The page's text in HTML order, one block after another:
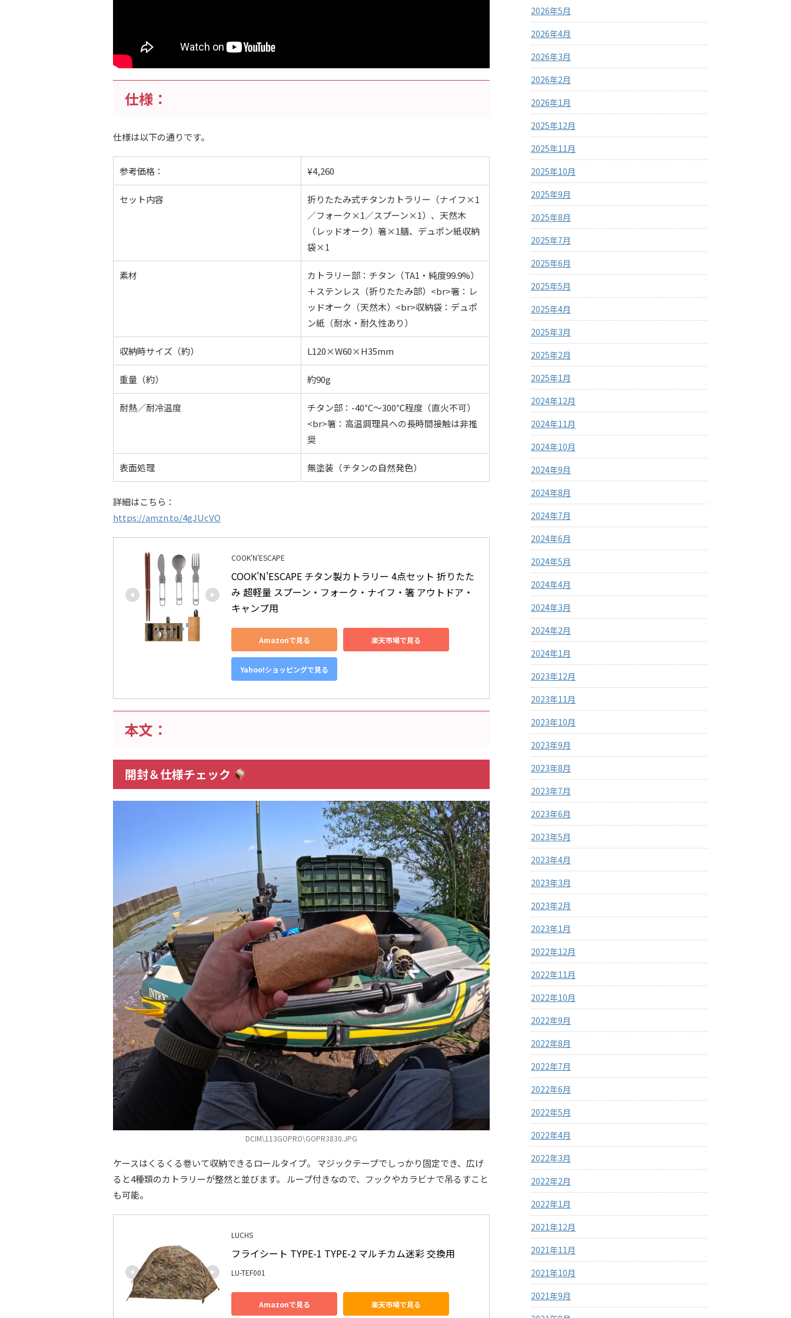
仕様：
仕様は以下の通りです。
参考価格： ¥4,260
セット内容
折りたたみ式チタンカトラリー（ナイフ×1
／フォーク×1／スプーン×1）、天然木
（レッドオーク）箸×1膳、デュポン紙収納
袋×1
素材
カトラリー部：チタン（TA1・純度99.9%）
＋ステンレス（折りたたみ部）<br>箸：レ
ッドオーク（天然木）<br>収納袋：デュポ
ン紙（耐水・耐久性あり）
収納時サイズ（約） L120×W60×H35mm
重量（約） 約90g
耐熱／耐冷温度
チタン部：-40℃〜300℃程度（直火不可）
<br>箸：高温調理具への長時間接触は非推
奨
表面処理 無塗装（チタンの自然発色）
詳細はこちら：
https://amzn.to/4gJUcVO
COOK'N'ESCAPE
COOK'N'ESCAPE チタン製カトラリー 4点セット 折りたた
み 超軽量 スプーン・フォーク・ナイフ・箸 アウトドア・
キャンプ用
Amazonで見る 楽天市場で見る
Yahoo!ショッピングで見る
本文：
開封＆仕様チェック
DCIM\113GOPRO\GOPR3830.JPG
ケースはくるくる巻いて収納できるロールタイプ。 マジックテープでしっかり固定でき、広げ
ると4種類のカトラリーが整然と並びます。 ループ付きなので、フックやカラビナで吊るすこと
も可能。
LUCHS
フライシート TYPE-1 TYPE-2 マルチカム迷彩 交換用
LU-TEF001
Amazonで見る 楽天市場で見る
2026年5月
2026年4月
2026年3月
2026年2月
2026年1月
2025年12月
2025年11月
2025年10月
2025年9月
2025年8月
2025年7月
2025年6月
2025年5月
2025年4月
2025年3月
2025年2月
2025年1月
2024年12月
2024年11月
2024年10月
2024年9月
2024年8月
2024年7月
2024年6月
2024年5月
2024年4月
2024年3月
2024年2月
2024年1月
2023年12月
2023年11月
2023年10月
2023年9月
2023年8月
2023年7月
2023年6月
2023年5月
2023年4月
2023年3月
2023年2月
2023年1月
2022年12月
2022年11月
2022年10月
2022年9月
2022年8月
2022年7月
2022年6月
2022年5月
2022年4月
2022年3月
2022年2月
2022年1月
2021年12月
2021年11月
2021年10月
2021年9月